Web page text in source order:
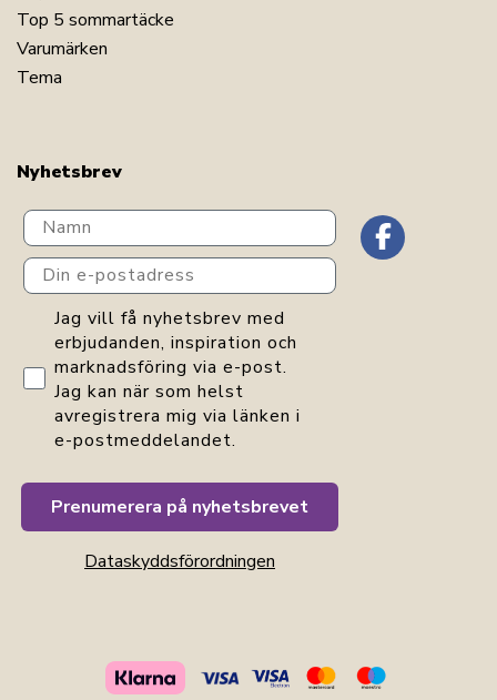
Top 5 sommartäcke
Varumärken
Tema
Nyhetsbrev
Navn
Din e-postadress
GDPR consent
Jag vill få nyhetsbrev med
erbjudanden, inspiration och
marknadsföring via e-post.
Jag kan när som helst
avregistrera mig via länken i
e-postmeddelandet.
Prenumerera på nyhetsbrevet
Dataskyddsförordningen